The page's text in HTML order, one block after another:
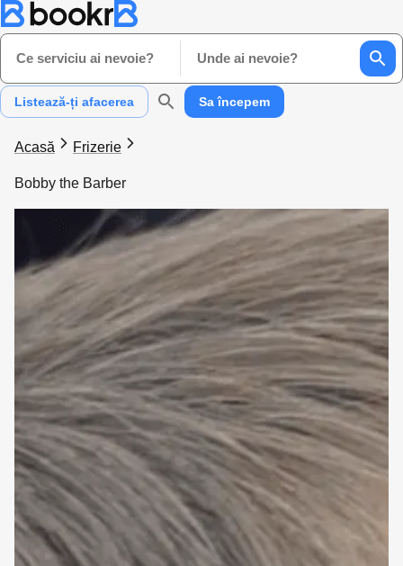
Ce serviciu ai nevoie? Unde ai nevoie?
Listează-ți afacerea Sa începem
Acasă Frizerie
Bobby the Barber